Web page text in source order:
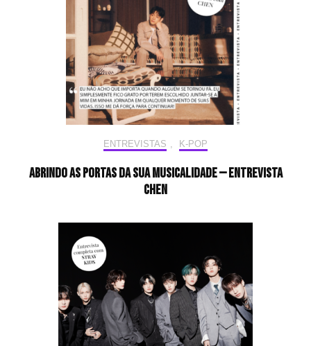
ENTREVISTAS K-POP
Abrindo as portas da sua musicalidade — Entrevista
CHEN